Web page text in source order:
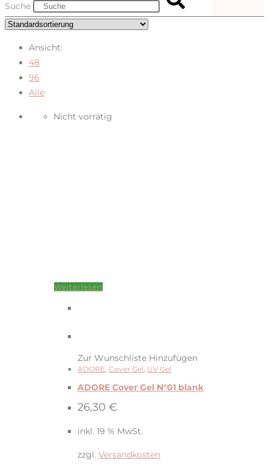
Suche
Ansicht:
48
96
Alle
Nicht vorrätig
Weiterlesen
Zur Wunschliste Hinzufügen
ADORE, Cover Gel, UV Gel
ADORE Cover Gel N°01 blank
26,30 €
inkl. 19 % MwSt.
zzgl. Versandkosten